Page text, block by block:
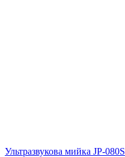
Ультразвукова мийка JP-080S